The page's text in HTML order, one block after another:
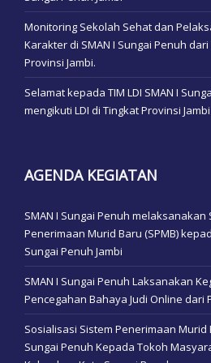
Monitoring Sekolah Sehat dan
Karakter di SMAN I Sungai Penuh
Provinsi Jambi.
Selamat kepada TIM LDI SMAN I
mengikuti LDI di Tingkat Provinsi
AGENDA KEGIATAN
SMAN I Sungai Penuh melaksanakan
Penerimaan Murid Baru (SPMB)
Sungai Penuh Jambi
SMAN I Sungai Penuh Laksanakan
Pencegahan Bahaya Judi Online dari
Sosialisasi Sistem Penerimaan Murid
Sungai Penuh Kepada Tokoh